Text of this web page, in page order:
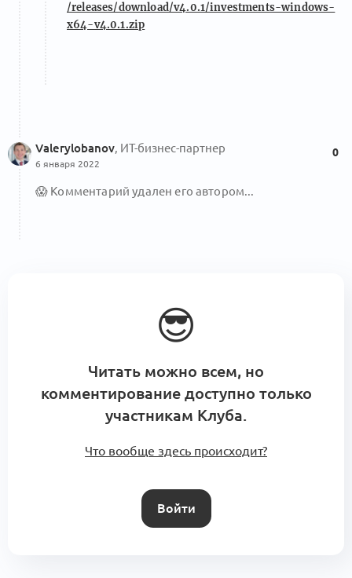
/releases/download/v4.0.1/investments-windows-
x64-v4.0.1.zip
Valerylobanov, ИТ-бизнес-партнер
6 января 2022
0
😱 Комментарий удален его автором...
😎
Читать можно всем, но
комментирование доступно только
участникам Клуба.
Что вообще здесь происходит?
Войти